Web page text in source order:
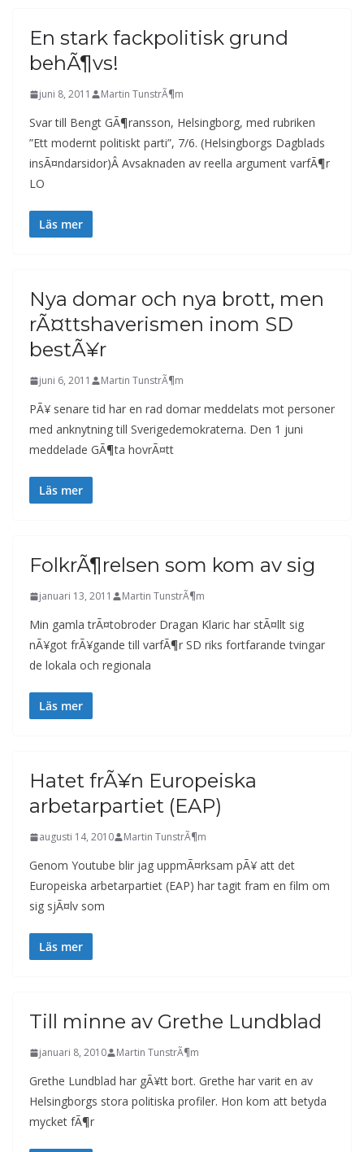
En stark fackpolitisk grund
behÃ¶vs!
juni 8, 2011 Martin TunstrÃ¶m
Svar till Bengt GÃ¶ransson, Helsingborg, med rubriken
”Ett modernt politiskt parti”, 7/6. (Helsingborgs Dagblads
insÃ¤ndarsidor)Â Avsaknaden av reella argument varfÃ¶r
LO
Läs mer
Nya domar och nya brott, men
rÃ¤ttshaverismen inom SD
bestÃ¥r
juni 6, 2011 Martin TunstrÃ¶m
PÃ¥ senare tid har en rad domar meddelats mot personer
med anknytning till Sverigedemokraterna. Den 1 juni
meddelade GÃ¶ta hovrÃ¤tt
Läs mer
FolkrÃ¶relsen som kom av sig
januari 13, 2011 Martin TunstrÃ¶m
Min gamla trÃ¤tobroder Dragan Klaric har stÃ¤llt sig
nÃ¥got frÃ¥gande till varfÃ¶r SD riks fortfarande tvingar
de lokala och regionala
Läs mer
Hatet frÃ¥n Europeiska
arbetarpartiet (EAP)
augusti 14, 2010 Martin TunstrÃ¶m
Genom Youtube blir jag uppmÃ¤rksam pÃ¥ att det
Europeiska arbetarpartiet (EAP) har tagit fram en film om
sig sjÃ¤lv som
Läs mer
Till minne av Grethe Lundblad
januari 8, 2010 Martin TunstrÃ¶m
Grethe Lundblad har gÃ¥tt bort. Grethe har varit en av
Helsingborgs stora politiska profiler. Hon kom att betyda
mycket fÃ¶r